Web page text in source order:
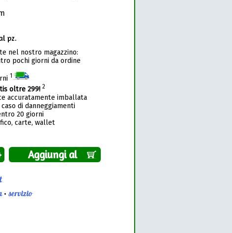
pz.
nel nostro magazzino:
pochi giorni da ordine
1
oltre 299! 2
accuratamente imballata
di danneggiamenti
20 giorni
carte, wallet
Aggiungi al
• servizio